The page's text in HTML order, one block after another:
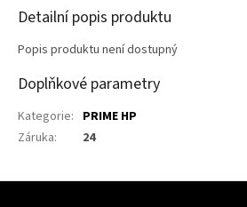
Detailní popis produktu
Popis produktu není dostupný
Doplňkové parametry
Kategorie: PRIME HP
Záruka: 24
Z